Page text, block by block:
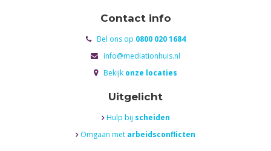
Contact info
 Bel ons op 0800 020 1684
 info@mediationhuis.nl
 Bekijk onze locaties
Uitgelicht
 Hulp bij scheiden
 Omgaan met arbeidsconflicten